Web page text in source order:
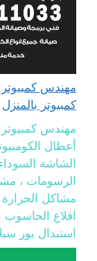
كمبيوتر بالمنزل
مهندس
أعطال
الشاشة
الرسومات ،
مشاكل الحرارة
اقلاع الحاسوب
استبدال بور